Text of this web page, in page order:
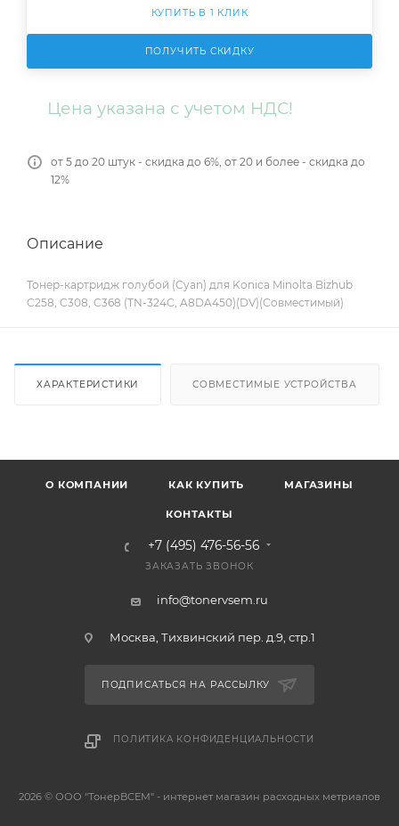
КУПИТЬ В 1 КЛИК
ПОЛУЧИТЬ СКИДКУ
Цена указана с учетом НДС!
от 5 до 20 штук - скидка до 6%, от 20 и более - скидка до
12%
Описание
Тонер-картридж голубой (Cyan) для Konica Minolta Bizhub
C258, C308, C368 (TN-324C, A8DA450)(DV)(Совместимый)
ХАРАКТЕРИСТИКИ СОВМЕСТИМЫЕ УСТРОЙСТВА
О КОМПАНИИ КАК КУПИТЬ МАГАЗИНЫ
КОНТАКТЫ
+7 (495) 476-56-56
ЗАКАЗАТЬ ЗВОНОК
info@tonervsem.ru
Москва, Тихвинский пер. д.9, стр.1
ПОДПИСАТЬСЯ НА РАССЫЛКУ
ПОЛИТИКА КОНФИДЕНЦИАЛЬНОСТИ
2026 © ООО "ТонерВСЕМ" - интернет магазин расходных метриалов